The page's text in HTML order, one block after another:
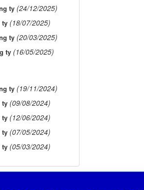
ty (24/12/2025)
ty (18/07/2025)
ty (20/03/2025)
ty (16/05/2025)
ty (19/11/2024)
ty (09/08/2024)
ty (12/06/2024)
ty (07/05/2024)
ty (05/03/2024)